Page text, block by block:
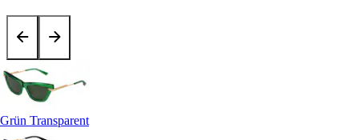
Grün Transparent